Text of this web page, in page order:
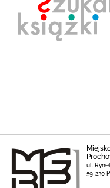
ul.
59-230